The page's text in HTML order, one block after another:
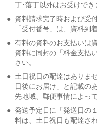
丁･落丁以外はお受けでき
● 資料請求完了時および受
「受付番号」は、資料到
● 有料の資料のお支払いは
資料に同封の「料金支払
さい。
● 土日祝日の配達はありま
日後にお届け」と記載の
先地域、郵便事情によっ
● 発送予定日に「発送日の
料は、土日祝日も配達さ